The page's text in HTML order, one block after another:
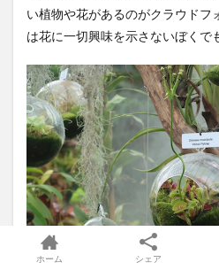
い植物や花があるのがクラウドフ
は花に一切興味を示さないぼくで
ホーム シェア